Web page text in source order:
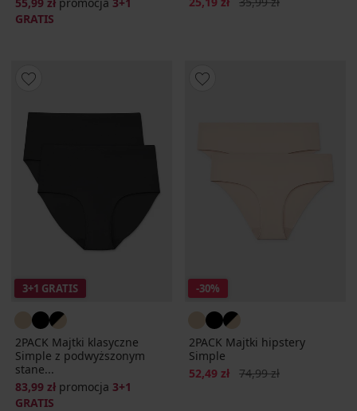
GRATIS
3+1 GRATIS
2PACK Majtki klasyczne
Simple z podwyższonym
stane...
83,99 zł promocja 3+1
GRATIS
-30%
2PACK Majtki hipstery
Simple
Zniżka
52,49 zł Pierwotna cena
74,99 zł